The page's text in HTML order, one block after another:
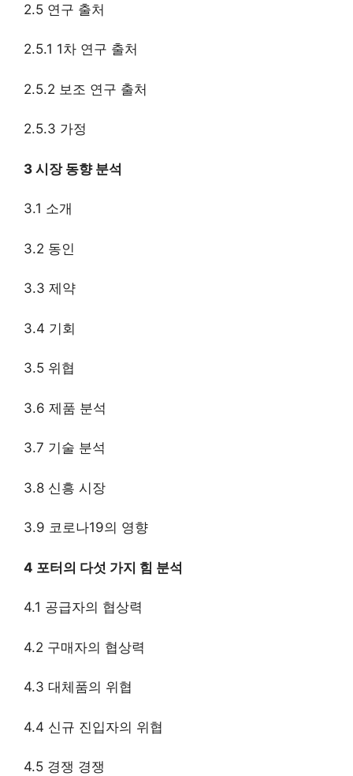
2.5 연구 출처
2.5.1 1차 연구 출처
2.5.2 보조 연구 출처
2.5.3 가정
3 시장 동향 분석
3.1 소개
3.2 동인
3.3 제약
3.4 기회
3.5 위협
3.6 제품 분석
3.7 기술 분석
3.8 신흥 시장
3.9 코로나19의 영향
4 포터의 다섯 가지 힘 분석
4.1 공급자의 협상력
4.2 구매자의 협상력
4.3 대체품의 위협
4.4 신규 진입자의 위협
4.5 경쟁 경쟁